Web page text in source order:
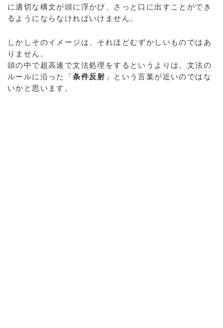
に適切な構文が頭に浮かび、さっと口に出すことができ
るようにならなければいけません。
しかしそのイメージは、それほどむずかしいものではあ
りません。
頭の中で超高速で文法処理をするというよりは、文法の
ルールに沿った「条件反射 」という言葉が近いのではな
いかと思います。